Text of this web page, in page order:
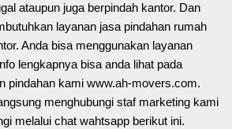
ataupun juga berpindah kantor. Dan
layanan jasa pindahan rumah
Anda bisa menggunakan layanan
lengkapnya bisa anda lihat pada
pindahan kami www.ah-movers.com.
menghubungi staf marketing kami
melalui chat wahtsapp berikut ini.